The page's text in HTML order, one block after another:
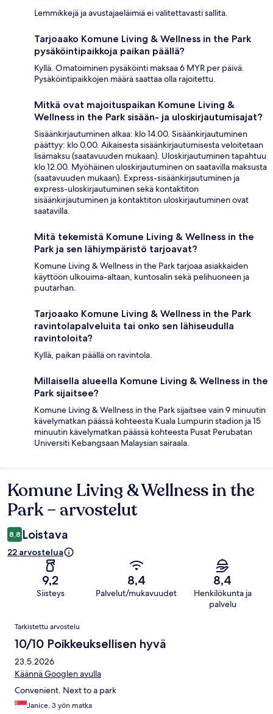
Lemmikkejä ja avustajaeläimiä ei valitettavasti sallita.
Tarjoaako Komune Living & Wellness in the Park
pysäköintipaikkoja paikan päällä?
Kyllä. Omatoiminen pysäköinti maksaa 6 MYR per päivä.
Pysäköintipaikkojen määrä saattaa olla rajoitettu.
Mitkä ovat majoituspaikan Komune Living &
Wellness in the Park sisään- ja uloskirjautumisajat?
Sisäänkirjautuminen alkaa: klo 14.00. Sisäänkirjautuminen
päättyy: klo 0.00. Aikaisesta sisäänkirjautumisesta veloitetaan
lisämaksu (saatavuuden mukaan). Uloskirjautuminen tapahtuu
klo 12.00. Myöhäinen uloskirjautuminen on saatavilla maksusta
(saatavuuden mukaan). Express-sisäänkirjautuminen ja
express-uloskirjautuminen sekä kontaktiton
sisäänkirjautuminen ja kontaktiton uloskirjautuminen ovat
saatavilla.
Mitä tekemistä Komune Living & Wellness in the
Park ja sen lähiympäristö tarjoavat?
Komune Living & Wellness in the Park tarjoaa asiakkaiden
käyttöön ulkouima-altaan, kuntosalin sekä pelihuoneen ja
puutarhan.
Tarjoaako Komune Living & Wellness in the Park
ravintolapalveluita tai onko sen lähiseudulla
ravintoloita?
Kyllä, paikan päällä on ravintola.
Millaisella alueella Komune Living & Wellness in the
Park sijaitsee?
Komune Living & Wellness in the Park sijaitsee vain 9 minuutin
kävelymatkan päässä kohteesta Kuala Lumpurin stadion ja 15
minuutin kävelymatkan päässä kohteesta Pusat Perubatan
Universiti Kebangsaan Malaysian sairaala.
Arvostelut
Komune Living & Wellness in the
Park – arvostelut
8,8 Loistava
22 arvostelua
9,2
Siisteys
8,4
Palvelut/mukavuudet
8,4
Henkilökunta ja
palvelu
Arvostelut
Tarkistettu arvostelu
10/10 Poikkeuksellisen hyvä
23.5.2026
Käännä Googlen avulla
Convenient. Next to a park
Janice, 3 yön matka